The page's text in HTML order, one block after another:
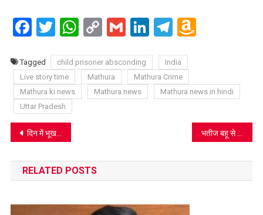
Facebook
TwitterWhatsApp
CopyGmailLinkedIn
Telegram
Tagged child prisoner absconding
India
Live story time
Mathura
Mathura Crime
Mathura ki news
Mathura news
Mathura news in hindi
Uttar Pradesh
Post
navigation
दिन में भूख हडताल, रात में जंगला उखाड भाग निकले 14 बाल कैदी भतीज बहू से थे अवैध संबंध, भतीजा करता था विरोध इसलिए मार डाला
RELATED POSTS